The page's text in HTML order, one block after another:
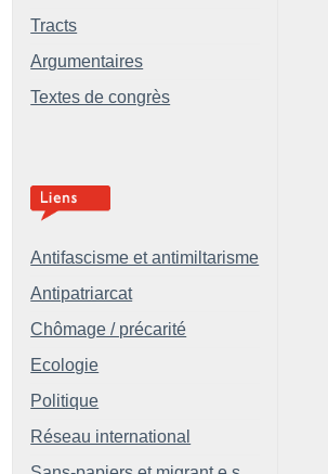
Tracts
Argumentaires
Textes de congrès
Antifascisme et antimiltarisme
Antipatriarcat
Chômage / précarité
Ecologie
Politique
Réseau international